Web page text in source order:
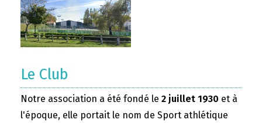
Le Club
Notre association a été fondé le 2 juillet 1930 et à
l'époque, elle portait le nom de Sport athlétique